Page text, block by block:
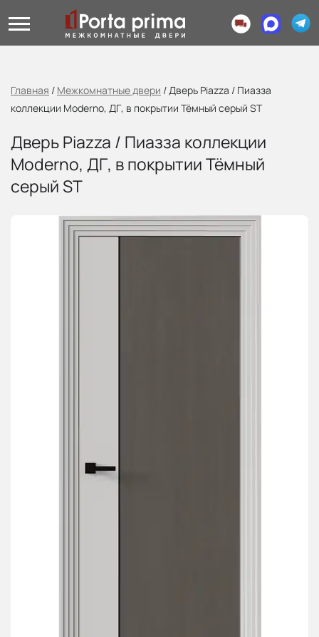
Главная / Межкомнатные двери /Дверь Piazza / Пиазза
коллекции Moderno, ДГ, в покрытии Тёмный серый ST
Дверь Piazza / Пиазза коллекции
Moderno, ДГ, в покрытии Тёмный
серый ST